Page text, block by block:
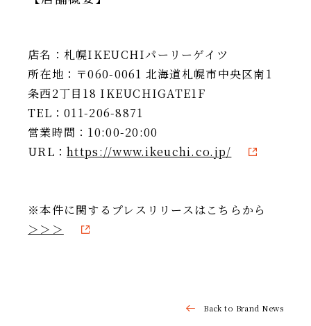
店名：札幌IKEUCHIパーリーゲイツ
所在地：〒060-0061 北海道札幌市中央区南1
条西2丁目18 IKEUCHIGATE1F
TEL：011-206-8871
営業時間：10:00-20:00
URL：https://www.ikeuchi.co.jp/
※本件に関するプレスリリースはこちらから
＞＞＞
Back to Brand News